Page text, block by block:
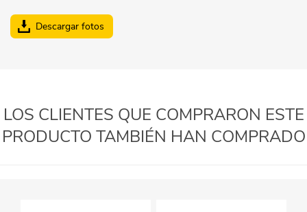
Descargar fotos
LOS CLIENTES QUE COMPRARON ESTE
PRODUCTO TAMBIÉN HAN COMPRADO